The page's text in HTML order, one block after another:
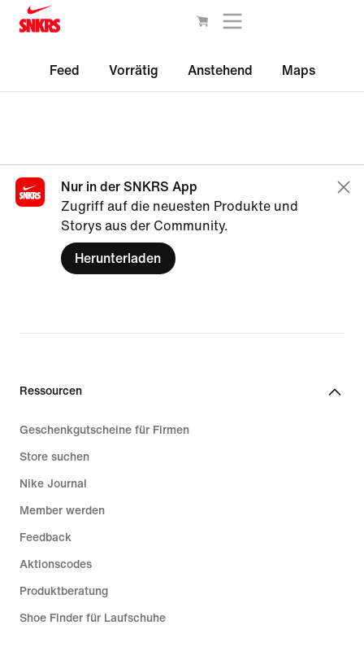
Feed Vorrätig Anstehend Maps
Nur in der SNKRS App
Zugriff auf die neuesten Produkte und
Storys aus der Community.
Herunterladen
Ressourcen
Geschenkgutscheine für Firmen
Store suchen
Nike Journal
Member werden
Feedback
Aktionscodes
Produktberatung
Shoe Finder für Laufschuhe